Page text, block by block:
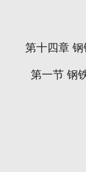
第十四章 钢
第一节 钢